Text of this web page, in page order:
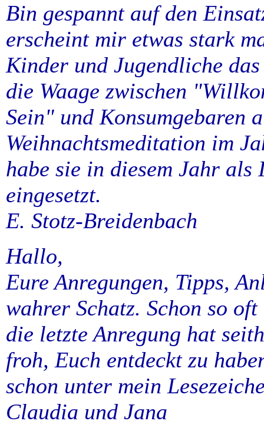
Bin gespannt auf den
erscheint mir etwas stark
Kinder und Jugendliche
die Waage zwischen
Sein" und Konsumgebaren
Weihnachtsmeditation im
habe sie in diesem Jahr als
eingesetzt.
E. Stotz-Breidenbach
Hallo,
Eure Anregungen, Tipps,
wahrer Schatz. Schon so
die letzte Anregung hat
froh, Euch entdeckt zu
schon unter mein
Claudia und Jana